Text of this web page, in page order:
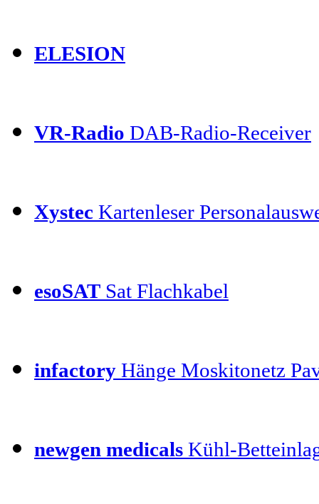
ELESION
VR-Radio DAB-Radio-Receiver
Xystec Kartenleser
esoSAT Sat Flachkabel
infactory Hänge Moskitonetz
newgen medicals Kühl-